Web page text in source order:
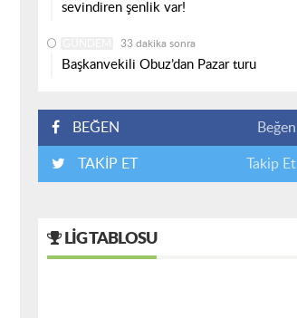
sevindiren şenlik var!
33 dakika sonra
Başkanvekili Obuz’dan Pazar turu
BEĞEN Beğen
TAKİP ET Takip Et
LIG TABLOSU